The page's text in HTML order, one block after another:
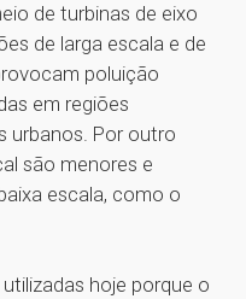
de turbinas de eixo
de larga escala e de
poluição
em regiões
urbanos. Por outro
são menores e
escala, como o
hoje porque o